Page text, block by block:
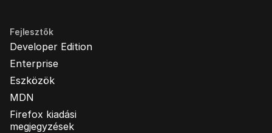
Fejlesztők
Developer Edition
Enterprise
Eszközök
MDN
Firefox kiadási
megjegyzések